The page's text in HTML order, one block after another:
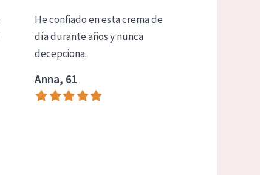
He confiado en esta crema de
día durante años y nunca
decepciona.
Anna, 61